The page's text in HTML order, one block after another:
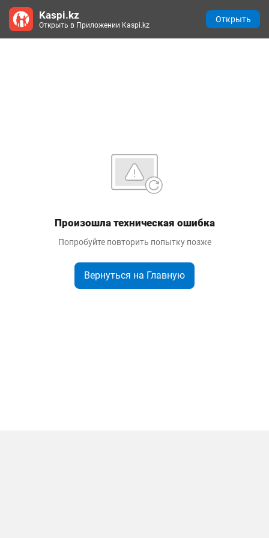
Произошла техническая ошибка
Попробуйте повторить попытку позже
Вернуться на Главную
Kaspi.kz
Открыть в Приложении Kaspi.kz
Открыть